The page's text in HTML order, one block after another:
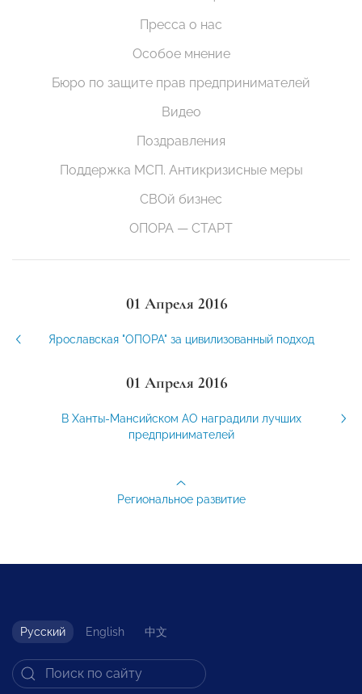
Пресса о нас
Особое мнение
Бюро по защите прав предпринимателей
Видео
Поздравления
Поддержка МСП. Антикризисные меры
СВОй бизнес
ОПОРА — СТАРТ
01 Апреля 2016
Ярославская "ОПОРА" за цивилизованный подход
01 Апреля 2016
В Ханты-Мансийском АО наградили лучших
предпринимателей
Региональное развитие
Русский English 中文